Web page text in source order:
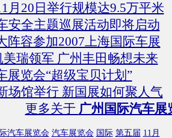
月20日举行规模达9.5万平米
安全主题巡展活动即将启动
阵容参加2007上海国际车展
瑞领军 广州丰田畅想未来
展览会“超级宝贝计划”
场馆举行 新国展如何聚人气
更多关于 广州国际汽车展
汽车展览会 汽车展览会 国际 第五届 11月